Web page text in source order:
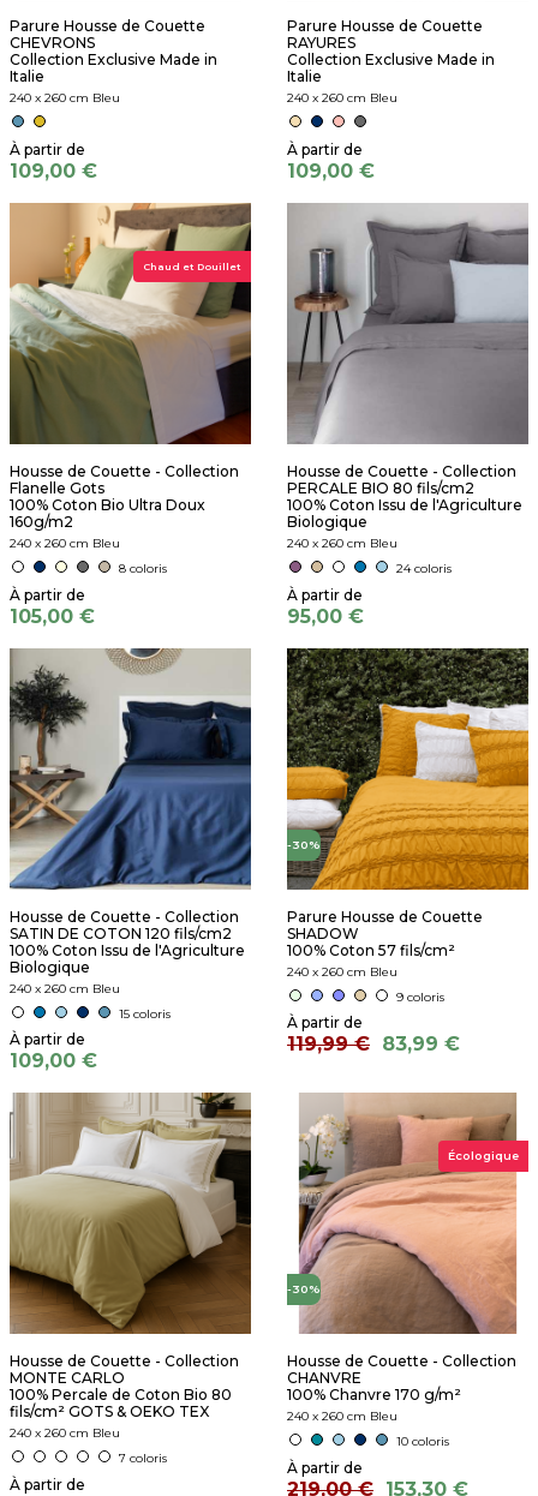
Parure Housse de Couette
CHEVRONS
Collection Exclusive Made in
Italie
240 x 260 cm Bleu
109,00 €
Parure Housse de Couette
RAYURES
Collection Exclusive Made in
Italie
240 x 260 cm Bleu
109,00 €
Chaud et Douillet
Housse de Couette - Collection
Flanelle Gots
100% Coton Bio Ultra Doux
160g/m2
240 x 260 cm Bleu
8 coloris
105,00 €
Housse de Couette - Collection
PERCALE BIO 80 fils/cm2
100% Coton Issu de l'Agriculture
Biologique
240 x 260 cm Bleu
24 coloris
95,00 €
Housse de Couette - Collection
SATIN DE COTON 120 fils/cm2
100% Coton Issu de l'Agriculture
Biologique
240 x 260 cm Bleu
15 coloris
109,00 €
-30%
Parure Housse de Couette
SHADOW
100% Coton 57 fils/cm²
240 x 260 cm Bleu
9 coloris
119,99 € 83,99 €
Housse de Couette - Collection
MONTE CARLO
100% Percale de Coton Bio 80
fils/cm² GOTS & OEKO TEX
240 x 260 cm Bleu
7 coloris
-30%
Écologique
Housse de Couette - Collection
CHANVRE
100% Chanvre 170 g/m²
240 x 260 cm Bleu
10 coloris
219,00 € 153,30 €